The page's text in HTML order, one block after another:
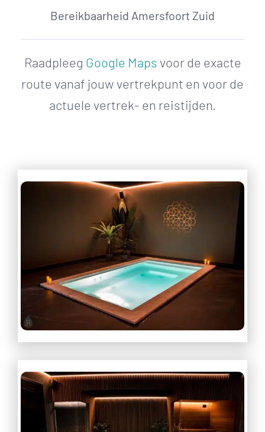
Bereikbaarheid Amersfoort Zuid
Raadpleeg Google Maps voor de exacte
route vanaf jouw vertrekpunt en voor de
actuele vertrek- en reistijden.